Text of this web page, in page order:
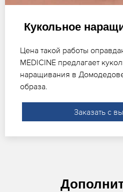
Кукольное
Цена такой работы
MEDICINE предлагает
наращивания в
образа.
Заказать с